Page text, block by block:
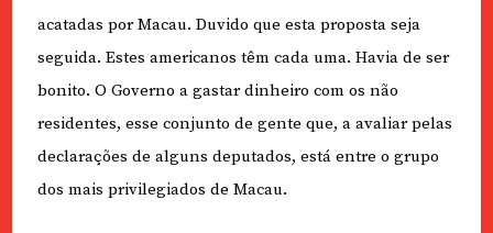
acatadas por Macau. Duvido que esta proposta seja
seguida. Estes americanos têm cada uma. Havia de ser
bonito. O Governo a gastar dinheiro com os não
residentes, esse conjunto de gente que, a avaliar pelas
declarações de alguns deputados, está entre o grupo
dos mais privilegiados de Macau.